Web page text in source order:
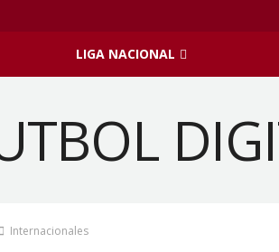
LIGA NACIONAL
Internacionales